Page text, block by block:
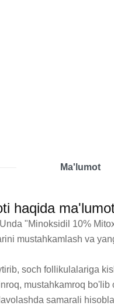
Ma'lumot
haqida
"Minoksidil 10%
mustahkamlash va
soch follikulalariga
mustahkamroq
samarali